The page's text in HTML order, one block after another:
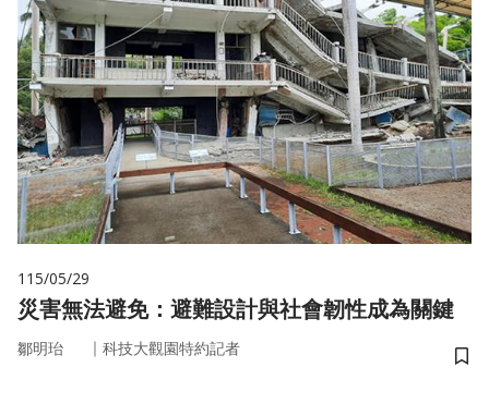
115/05/29
災害無法避免：避難設計與社會韌性成為關鍵
鄒明珆 ｜ 科技大觀園特約記者
儲